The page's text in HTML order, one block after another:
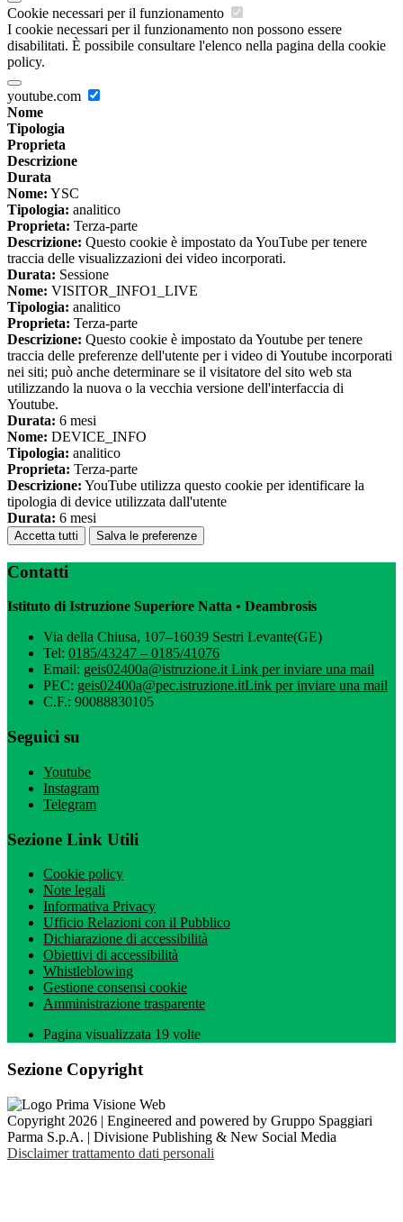
Cookie necessari per il funzionamento
I cookie necessari per il funzionamento non possono essere
disabilitati. È possibile consultare l'elenco nella pagina della cookie
policy.
youtube.com
Nome
Tipologia
Proprieta
Descrizione
Durata
Nome: YSC
Tipologia: analitico
Proprieta: Terza-parte
Descrizione: Questo cookie è impostato da YouTube per tenere
traccia delle visualizzazioni dei video incorporati.
Durata: Sessione
Nome: VISITOR_INFO1_LIVE
Tipologia: analitico
Proprieta: Terza-parte
Descrizione: Questo cookie è impostato da Youtube per tenere
traccia delle preferenze dell'utente per i video di Youtube incorporati
nei siti; può anche determinare se il visitatore del sito web sta
utilizzando la nuova o la vecchia versione dell'interfaccia di
Youtube.
Durata: 6 mesi
Nome: DEVICE_INFO
Tipologia: analitico
Proprieta: Terza-parte
Descrizione: YouTube utilizza questo cookie per identificare la
tipologia di device utilizzata dall'utente
Durata: 6 mesi
Accetta tutti Salva le preferenze
Contatti
Istituto di Istruzione Superiore Natta • Deambrosis
Via della Chiusa, 107–16039 Sestri Levante(GE)
Tel: 0185/43247 – 0185/41076
Email: geis02400a@istruzione.itLink per inviare una mail
PEC: geis02400a@pec.istruzione.itLink per inviare una mail
C.F.: 90088830105
Seguici su
Youtube
Instagram
Telegram
Sezione Link Utili
Cookie policy
Note legali
Informativa Privacy
Ufficio Relazioni con il Pubblico
Dichiarazione di accessibilità
Obiettivi di accessibilità
Whistleblowing
Gestione consensi cookie
Amministrazione trasparente
Pagina visualizzata 19 volte
Sezione Copyright
Copyright 2026 | Engineered and powered by Gruppo Spaggiari
Parma S.p.A. | Divisione Publishing & New Social Media
Disclaimer trattamento dati personali